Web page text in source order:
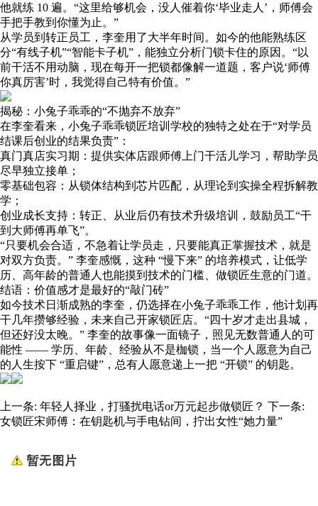
他就练 10 遍。“这里给够机会，没人催着你‘毕业走人’，师傅会
手把手教到你懂为止。”
从学员到转正员工，李奎用了大半年时间。如今的他能熟练区
分“有线子机”“智能卡子机”，能独立分析门锁卡住的原因。“以
前干活不用动脑，现在每开一把锁都像解一道题，客户说‘师傅
你真厉害’时，我觉得自己特有价值。”
揭秘：小兔子乖乖的“不抛弃不放弃”
在李奎看来，小兔子乖乖锁匠培训学校的独特之处在于“对学员
结课后创业的结果负责”：
真门真店实习期：提供实体店跟师傅上门干活儿学习，帮助学员
尽早独立接单；
零基础包容：从锁体结构到芯片匹配，从理论到实操全程拆解教
学；
创业成长支持：转正、从业后仍有技术升级培训，鼓励员工“干
到大师傅再单飞”。
“只要机会合适，不急着让学员走，只要能真正掌握技术，就是
对双方负责。” 李奎感慨，这种 “慢下来” 的培养模式，让低学
历、高年龄的普通人也能摸到技术的门槛、做锁匠生意的门道。
结语：价值感才是最好的“敲门砖”
如今技术日渐成熟的李奎，仍选择在小兔子乖乖工作，他计划再
干几年攒够经验，未来自己开家锁匠店。“四十岁才走出县城，
但还好没太晚。” 李奎的故事像一面镜子，照见无数普通人的可
能性 —— 学历、年龄、经验从不是枷锁，当一个人愿意为自己
的人生按下 “重启键”，总有人愿意递上一把 “开锁” 的钥匙。
上一条: 年轻人择业，打骚扰电话or万元起步做锁匠？ 下一条:
女锁匠宋师傅：在钥匙机与手电钻间，拧出女性“她力量”